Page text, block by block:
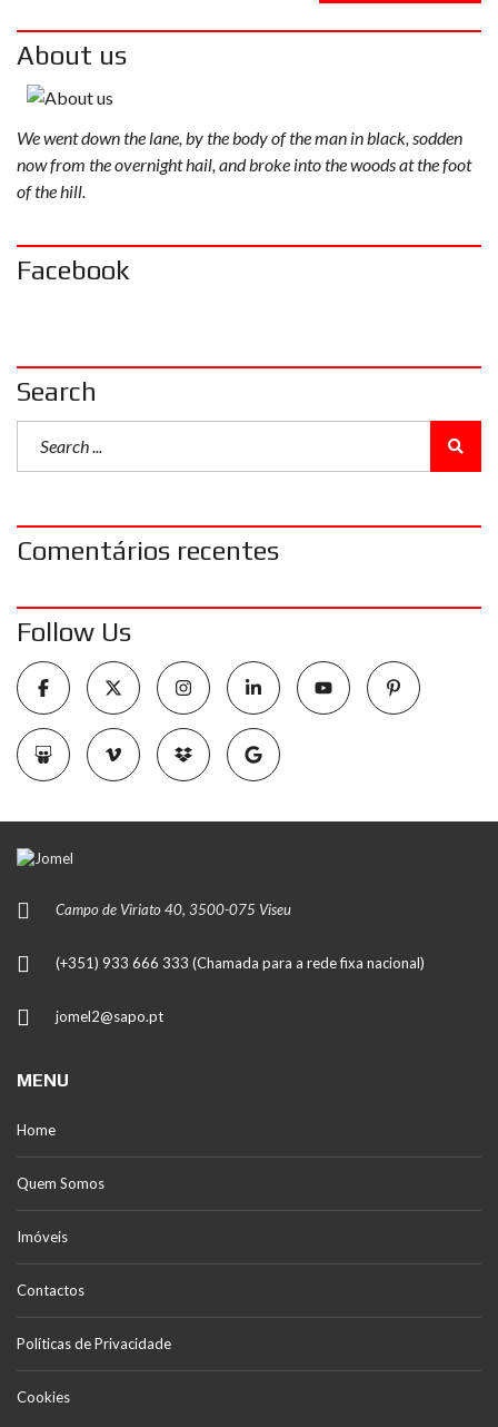
About us
We went down the lane, by the body of the man in black, sodden
now from the overnight hail, and broke into the woods at the foot
of the hill.
Facebook
Search
Comentários recentes
Follow Us
Campo de Viriato 40, 3500-075 Viseu
(+351) 933 666 333 (Chamada para a rede fixa nacional)
jomel2@sapo.pt
MENU
Home
Quem Somos
Imóveis
Contactos
Políticas de Privacidade
Cookies